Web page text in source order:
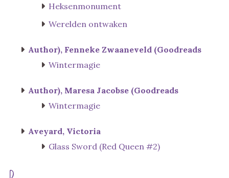
Heksenmonument
Werelden ontwaken
Author), Fenneke Zwaaneveld (Goodreads
Wintermagie
Author), Maresa Jacobse (Goodreads
Wintermagie
Aveyard, Victoria
Glass Sword (Red Queen #2)